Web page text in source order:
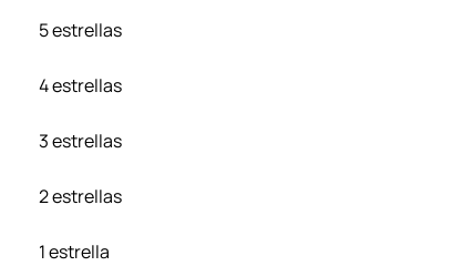
5 estrellas
4 estrellas
3 estrellas
2 estrellas
1 estrella